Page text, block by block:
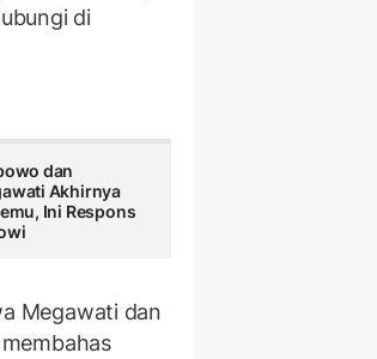
di
dan
Akhirnya
Ini Respons
Megawati dan